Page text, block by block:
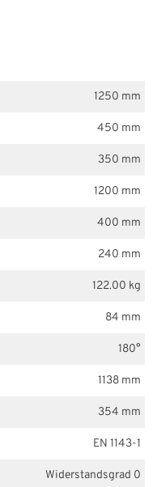
1250 mm
450 mm
350 mm
1200 mm
400 mm
240 mm
122.00 kg
84 mm
180°
1138 mm
354 mm
EN 1143-1
Widerstandsgrad 0